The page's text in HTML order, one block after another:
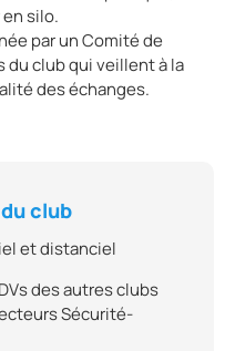
silo.
par un Comité de
du club qui veillent à la
des échanges.
club
et distanciel
des autres clubs
Sécurité-